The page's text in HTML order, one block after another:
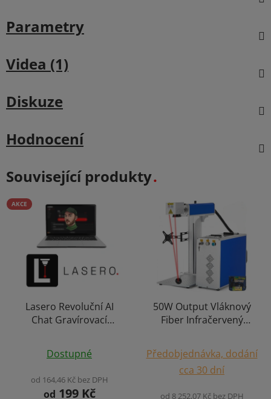
Parametry
Videa (1)
Diskuze
Hodnocení
Související produkty
AKCE
Lasero Revoluční AI
Chat Gravírovací
Licenční Klíč pro
Software Laserové
Android
Dostupné
od 164,46 Kč bez DPH
od 199 Kč
50W Output Vláknový
Fiber Infračervený
hodnocení
produktu
je
Předobjednávka, dodání
cca 30 dní
od 8 252,07 Kč bez DPH